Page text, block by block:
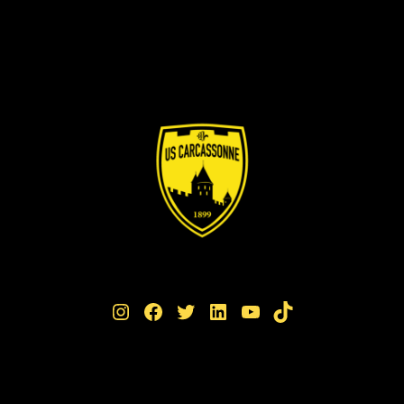
Instagram Facebook Twitter LinkedIn YouTube TikTok